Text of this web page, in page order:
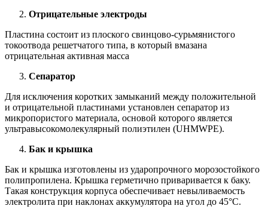
Отрицательные электроды
Пластина состоит из плоского свинцово-сурьмянистого
токоотвода решетчатого типа, в который вмазана
отрицательная активная масса
Сепаратор
Для исключения коротких замыканий между положительной
и отрицательной пластинами установлен сепаратор из
микропористого материала, основой которого является
ультравысокомолекулярный полиэтилен (UHMWPE).
Бак и крышка
Бак и крышка изготовлены из ударопрочного морозостойкого
полипропилена. Крышка герметично приваривается к баку.
Такая конструкция корпуса обеспечивает невыливаемость
электролита при наклонах аккумулятора на угол до 45°С.